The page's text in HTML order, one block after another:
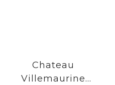
Chateau
Villemaurine